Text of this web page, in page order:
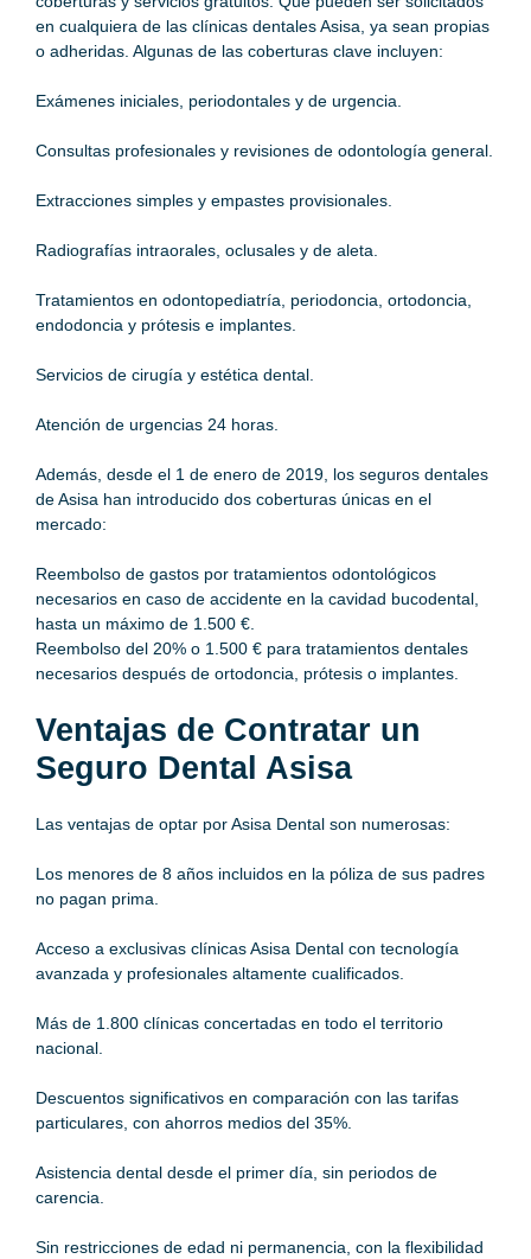
en cualquiera de las clínicas dentales Asisa, ya sean propias
o adheridas. Algunas de las coberturas clave incluyen:
Exámenes iniciales, periodontales y de urgencia.
Consultas profesionales y revisiones de odontología general.
Extracciones simples y empastes provisionales.
Radiografías intraorales, oclusales y de aleta.
Tratamientos en odontopediatría, periodoncia, ortodoncia,
endodoncia y prótesis e implantes.
Servicios de cirugía y estética dental.
Atención de urgencias 24 horas.
Además, desde el 1 de enero de 2019, los seguros dentales
de Asisa han introducido dos coberturas únicas en el
mercado:
Reembolso de gastos por tratamientos odontológicos
necesarios en caso de accidente en la cavidad bucodental,
hasta un máximo de 1.500 €.
Reembolso del 20% o 1.500 € para tratamientos dentales
necesarios después de ortodoncia, prótesis o implantes.
Ventajas de Contratar un
Seguro Dental Asisa
Las ventajas de optar por Asisa Dental son numerosas:
Los menores de 8 años incluidos en la póliza de sus padres
no pagan prima.
Acceso a exclusivas clínicas Asisa Dental con tecnología
avanzada y profesionales altamente cualificados.
Más de 1.800 clínicas concertadas en todo el territorio
nacional.
Descuentos significativos en comparación con las tarifas
particulares, con ahorros medios del 35%.
Asistencia dental desde el primer día, sin periodos de
carencia.
Sin restricciones de edad ni permanencia, con la flexibilidad